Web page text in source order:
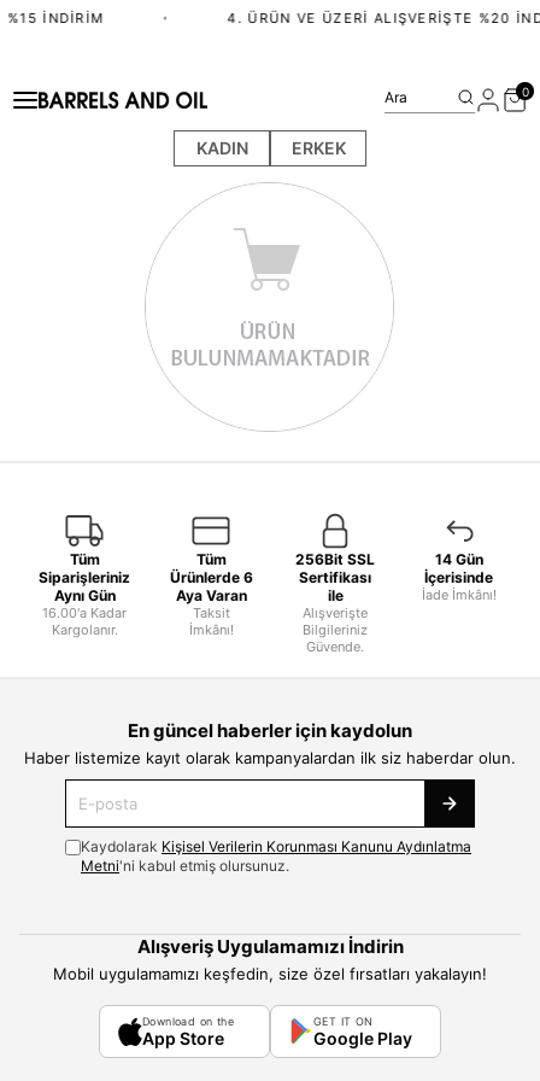
İNDIRIM • 4. ÜRÜN VE ÜZERI ALIŞVERIŞTE %20
KADIN ERKEK
Ara 0
Tüm
Siparişleriniz
Aynı Gün
16.00'a Kadar
Kargolanır.
Tüm
Ürünlerde 6
Aya Varan
Taksit
İmkânı!
256Bit SSL
Sertifikası
ile
Alışverişte
Bilgileriniz
Güvende.
14 Gün
İçerisinde
İade İmkânı!
En güncel haberler için kaydolun
Haber listemize kayıt olarak kampanyalardan ilk siz haberdar olun.
Kaydolarak Kişisel Verilerin Korunması Kanunu Aydınlatma
Metni'ni kabul etmiş olursunuz.
Alışveriş Uygulamamızı İndirin
Mobil uygulamamızı keşfedin, size özel fırsatları yakalayın!
Download on the
App Store
GET IT ON
Google Play